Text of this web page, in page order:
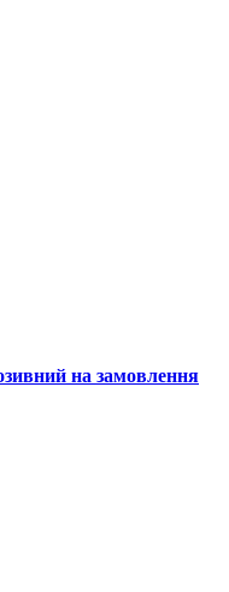
на замовлення